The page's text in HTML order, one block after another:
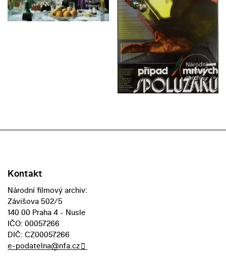
Kontakt
Národní filmový archiv:
Závišova 502/5
140 00 Praha 4 - Nusle
IČO: 00057266
DIČ: CZ00057266
e-podatelna@nfa.cz